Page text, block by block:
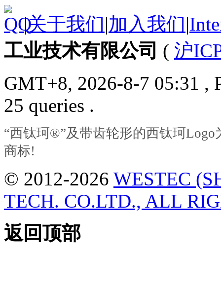
|关于我们|加入我们|
工业技术有限公司 ( 沪
GMT+8, 2026-8-7 05:31 ,
25 queries .
“西钛珂®”及带齿轮形的西钛珂
商标!
© 2012-2026 WESTEC
TECH. CO.LTD., ALL
返回顶部